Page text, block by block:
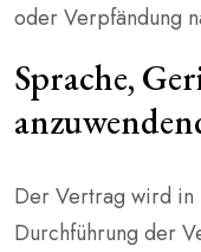
oder Verpfändung
Sprache,
Der Vertrag wird in
Durchführung der